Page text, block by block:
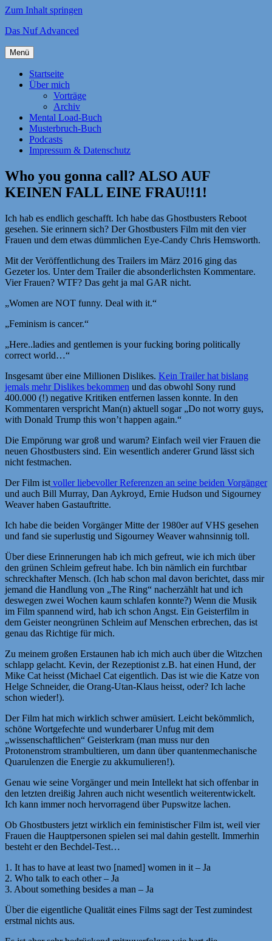
Zum Inhalt springen
Das Nuf Advanced
Menü
Startseite
Über mich
Vorträge
Archiv
Mental Load-Buch
Musterbruch-Buch
Podcasts
Impressum & Datenschutz
Who you gonna call? ALSO AUF
KEINEN FALL EINE FRAU!!1!
Ich hab es endlich geschafft. Ich habe das Ghostbusters Reboot
gesehen. Sie erinnern sich? Der Ghostbusters Film mit den vier
Frauen und dem etwas dümmlichen Eye-Candy Chris Hemsworth.
Mit der Veröffentlichung des Trailers im März 2016 ging das
Gezeter los. Unter dem Trailer die absonderlichsten Kommentare.
Vier Frauen? WTF? Das geht ja mal GAR nicht.
„Women are NOT funny. Deal with it.“
„Feminism is cancer.“
„Here..ladies and gentlemen is your fucking boring politically
correct world…“
Insgesamt über eine Millionen Dislikes. Kein Trailer hat bislang
jemals mehr Dislikes bekommen und das obwohl Sony rund
400.000 (!) negative Kritiken entfernen lassen konnte. In den
Kommentaren verspricht Man(n) aktuell sogar „Do not worry guys,
with Donald Trump this won’t happen again.“
Die Empörung war groß und warum? Einfach weil vier Frauen die
neuen Ghostbusters sind. Ein wesentlich anderer Grund lässt sich
nicht festmachen.
Der Film ist voller liebevoller Referenzen an seine beiden Vorgänger
und auch Bill Murray, Dan Aykroyd, Ernie Hudson und Sigourney
Weaver haben Gastauftritte.
Ich habe die beiden Vorgänger Mitte der 1980er auf VHS gesehen
und fand sie superlustig und Sigourney Weaver wahnsinnig toll.
Über diese Erinnerungen hab ich mich gefreut, wie ich mich über
den grünen Schleim gefreut habe. Ich bin nämlich ein furchtbar
schreckhafter Mensch. (Ich hab schon mal davon berichtet, dass mir
jemand die Handlung von „The Ring“ nacherzählt hat und ich
deswegen zwei Wochen kaum schlafen konnte?) Wenn die Musik
im Film spannend wird, hab ich schon Angst. Ein Geisterfilm in
dem Geister neongrünen Schleim auf Menschen erbrechen, das ist
genau das Richtige für mich.
Zu meinem großen Erstaunen hab ich mich auch über die Witzchen
schlapp gelacht. Kevin, der Rezeptionist z.B. hat einen Hund, der
Mike Cat heisst (Michael Cat eigentlich. Das ist wie die Katze von
Helge Schneider, die Orang-Utan-Klaus heisst, oder? Ich lache
schon wieder!).
Der Film hat mich wirklich schwer amüsiert. Leicht bekömmlich,
schöne Wortgefechte und wunderbarer Unfug mit dem
„wissenschaftlichen“ Geisterkram (man muss nur den
Protonenstrom strambultieren, um dann über quantenmechanische
Quarulenzen die Energie zu akkumulieren!).
Genau wie seine Vorgänger und mein Intellekt hat sich offenbar in
den letzten dreißig Jahren auch nicht wesentlich weiterentwickelt.
Ich kann immer noch hervorragend über Pupswitze lachen.
Ob Ghostbusters jetzt wirklich ein feministischer Film ist, weil vier
Frauen die Hauptpersonen spielen sei mal dahin gestellt. Immerhin
besteht er den Bechdel-Test…
1. It has to have at least two [named] women in it – Ja
2. Who talk to each other – Ja
3. About something besides a man – Ja
Über die eigentliche Qualität eines Films sagt der Test zumindest
erstmal nichts aus.